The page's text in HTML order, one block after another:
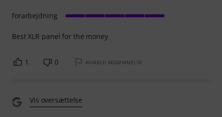
Best XLR panel for the money.
forarbejdning
1 0 ANMELD BEDØMMELSE
Vis oversættelse